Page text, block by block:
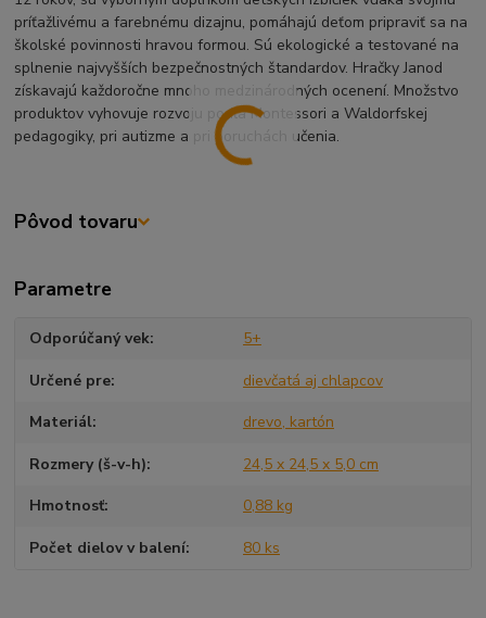
príťažlivému a farebnému dizajnu, pomáhajú deťom pripraviť sa na
školské povinnosti hravou formou. Sú ekologické a testované na
splnenie najvyšších bezpečnostných štandardov. Hračky Janod
získavajú každoročne mnoho medzinárodných ocenení. Množstvo
produktov vyhovuje rozvoju podľa Montessori a Waldorfskej
pedagogiky, pri autizme a pri poruchách učenia.
Pôvod tovaru
Parametre
Odporúčaný vek 5+
Určené pre dievčatá aj chlapcov
Materiál drevo, kartón
Rozmery (š-v-h) 24,5 x 24,5 x 5,0 cm
Hmotnosť 0,88 kg
Počet dielov v balení 80 ks